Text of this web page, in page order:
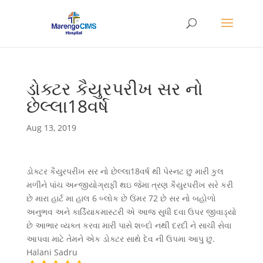
ડોક્ટર કૈયુરપરીખ સર નો
છેલ્લા18વર્ષ
Aug 13, 2019
ડોક્ટર કૈયુરપરીખ સર નો છેલ્લા18વર્ષ થી પેસ્નટ છુ મારી કુલ
મળીને પાંચ અન્જીયોગ્રાફી થઇ જેમા ત્રણ કૈયુરપરીખ સરે કરી
છે મારા હાર્ટ મા હાલ 6 બ્લોક છે ઉંમર 72 છે સર નો બહોળો
અનુભવ અને કાર્ડિયાકમાસ્ટરી એ આજ સુધી દવા ઉપર જીવાડ્યો
છે આભાર વ્યક્ત કરવા મારી પાસે શબ્દો નથી દરદી ને સાચી સેવા
આપવા માટે તેમને એક ડોક્ટર સાથે દેવ ની ઉપમા આપુ છુ.
Halani Sadru